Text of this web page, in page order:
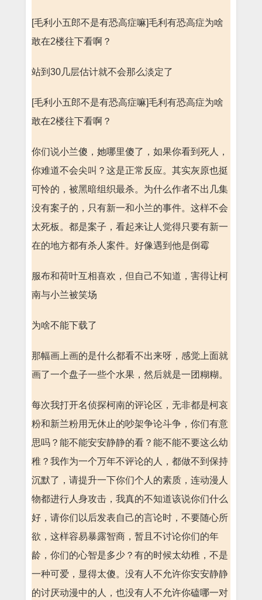
[毛利小五郎不是有恐高症嘛]毛利有恐高症为啥
敢在2楼往下看啊？
站到30几层估计就不会那么淡定了
[毛利小五郎不是有恐高症嘛]毛利有恐高症为啥
敢在2楼往下看啊？
你们说小兰傻，她哪里傻了，如果你看到死人，
你难道不会尖叫？这是正常反应。其实灰原也挺
可怜的，被黑暗组织最杀。为什么作者不出几集
没有案子的，只有新一和小兰的事件。这样不会
太死板。都是案子，看起来让人觉得只要有新一
在的地方都有杀人案件。好像遇到他是倒霉
服布和荷叶互相喜欢，但自己不知道，害得让柯
南与小兰被笑场
为啥不能下载了
那幅画上画的是什么都看不出来呀，感觉上面就
画了一个盘子一些个水果，然后就是一团糊糊。
每次我打开名侦探柯南的评论区，无非都是柯哀
粉和新兰粉用无休止的吵架争论斗争，你们有意
思吗？能不能安安静静的看？能不能不要这么幼
稚？我作为一个万年不评论的人，都做不到保持
沉默了，请提升一下你们个人的素质，连动漫人
物都进行人身攻击，我真的不知道该说你们什么
好，请你们以后发表自己的言论时，不要随心所
欲，这样容易暴露智商，暂且不讨论你们的年
龄，你们的心智是多少？有的时候太幼稚，不是
一种可爱，显得太傻。没有人不允许你安安静静
的讨厌动漫中的人，也没有人不允许你磕哪一对